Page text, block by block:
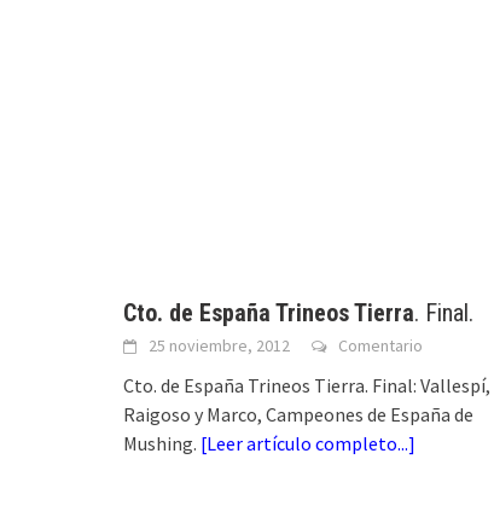
Cto. de España Trineos Tierra. Final.
25 noviembre, 2012 Comentario
Cto. de España Trineos Tierra. Final: Vallespí,
Raigoso y Marco, Campeones de España de
Mushing. [Leer artículo completo...]